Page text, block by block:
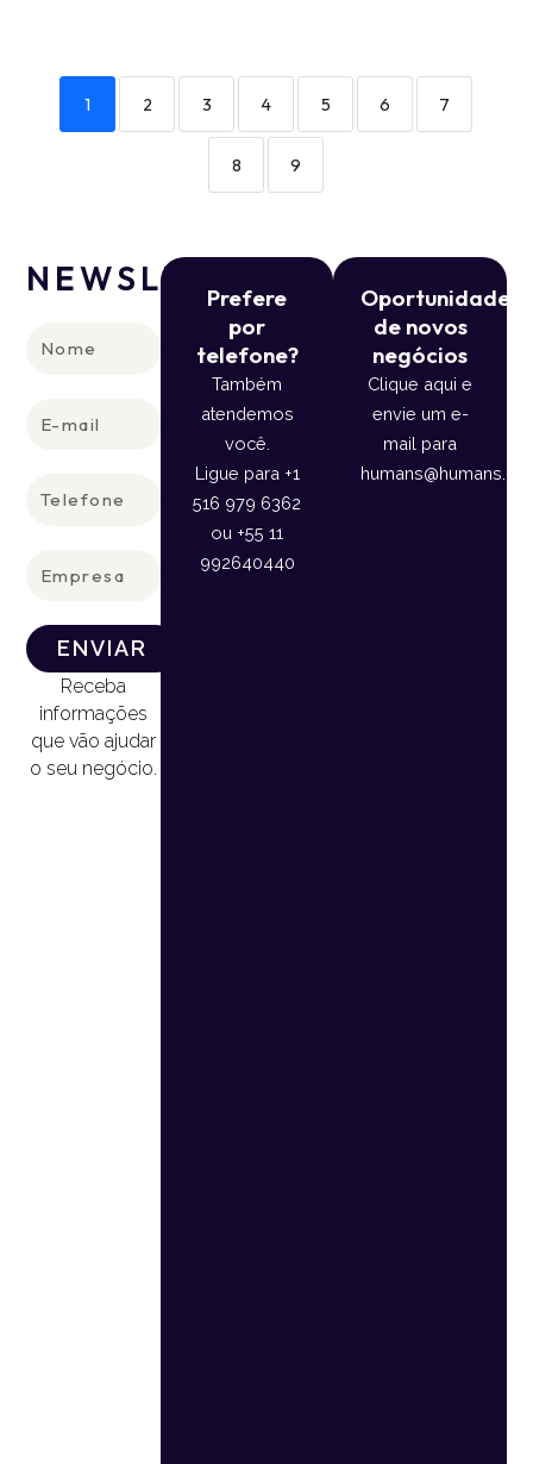
1 2 3 4 5 6 7
8 9
NEWSLETTER
ENVIAR
Receba
informações
que vão ajudar
o seu negócio.
Prefere
por
telefone?
Também
atendemos
você.
Ligue para +1
516 979 6362
ou +55 11
992640440
Oportunidade
de novos
negócios
Clique aqui e
envie um e-
mail para